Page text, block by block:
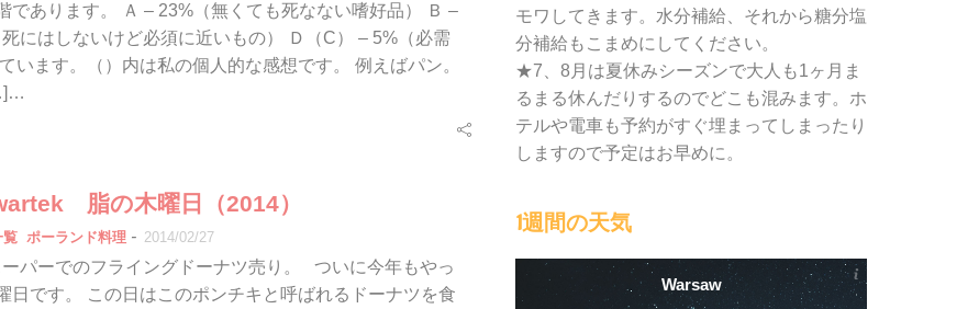
であります。 Ａ – 23%（無くても死なない嗜好品） Ｂ –
にはしないけど必須に近いもの） Ｄ（C） – 5%（必需
います。（）内は私の個人的な感想です。 例えばパン。
脂の木曜日（2014）
覧 ポーランド料理 - 2014/02/27
パーでのフライングドーナツ売り。 ついに今年もやっ
日です。 この日はこのポンチキと呼ばれるドーナツを食
モワしてきます。水分補給、それから糖分塩
分補給もこまめにしてください。
★7、8月は夏休みシーズンで大人も1ヶ月ま
るまる休んだりするのでどこも混みます。ホ
テルや電車も予約がすぐ埋まってしまったり
しますので予定はお早めに。
1週間の天気
Warsaw